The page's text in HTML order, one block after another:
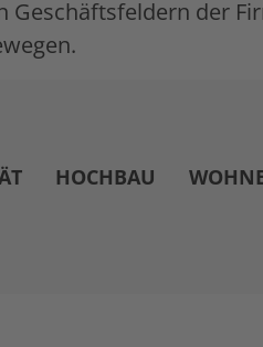
der
HOCHBAU